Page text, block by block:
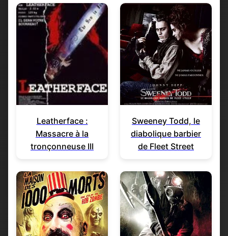
Leatherface :
Massacre à la
tronçonneuse III
Sweeney Todd, le
diabolique barbier
de Fleet Street